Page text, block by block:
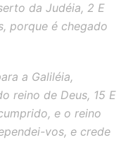
da Judéia, 2 E
porque é chegado
a Galiléia,
reino de Deus, 15 E
e o reino
vos, e crede